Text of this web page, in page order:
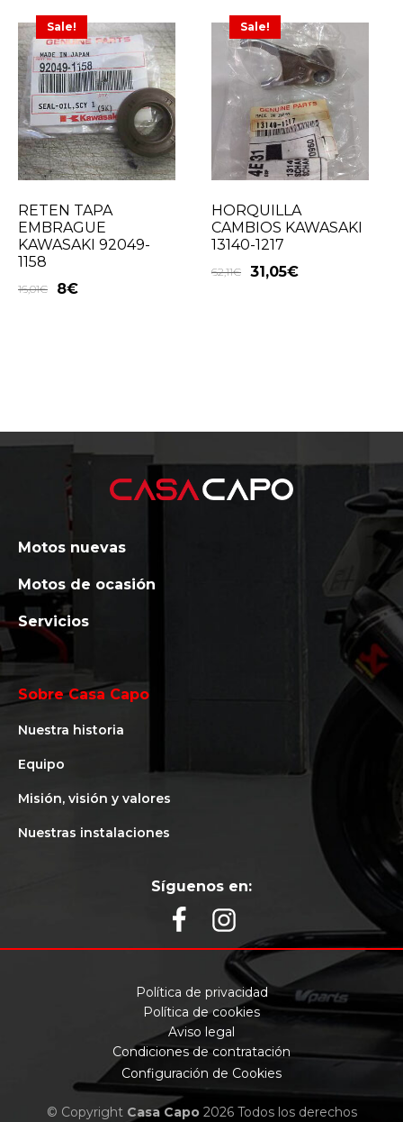
Sale!
RETEN TAPA
EMBRAGUE
KAWASAKI 92049-
1158
16,01€ 8€
Sale!
HORQUILLA
CAMBIOS KAWASAKI
13140-1217
62,11€ 31,05€
Motos nuevas
Motos de ocasión
Servicios
Sobre Casa Capo
Nuestra historia
Equipo
Misión, visión y valores
Nuestras instalaciones
Síguenos en:
© Copyright Casa Capo2026 Todos los derechos
Política de privacidad
Política de cookies
Aviso legal
Condiciones de contratación
Configuración de Cookies